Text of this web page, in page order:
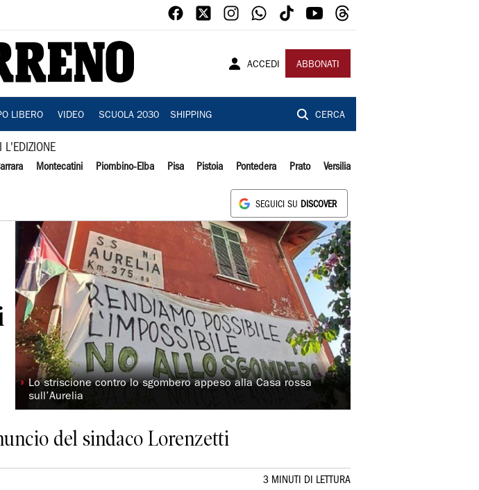
ACCEDI ABBONATI
LIBERO VIDEO SCUOLA 2030 SHIPPING CERCA
L'EDIZIONE
Montecatini Piombino-Elba Pisa Pistoia Pontedera Prato Versilia
SEGUICI SU DISCOVER
◗ Lo striscione contro lo sgombero appeso alla Casa rossa
sull’Aurelia
del sindaco Lorenzetti
3 MINUTI DI LETTURA